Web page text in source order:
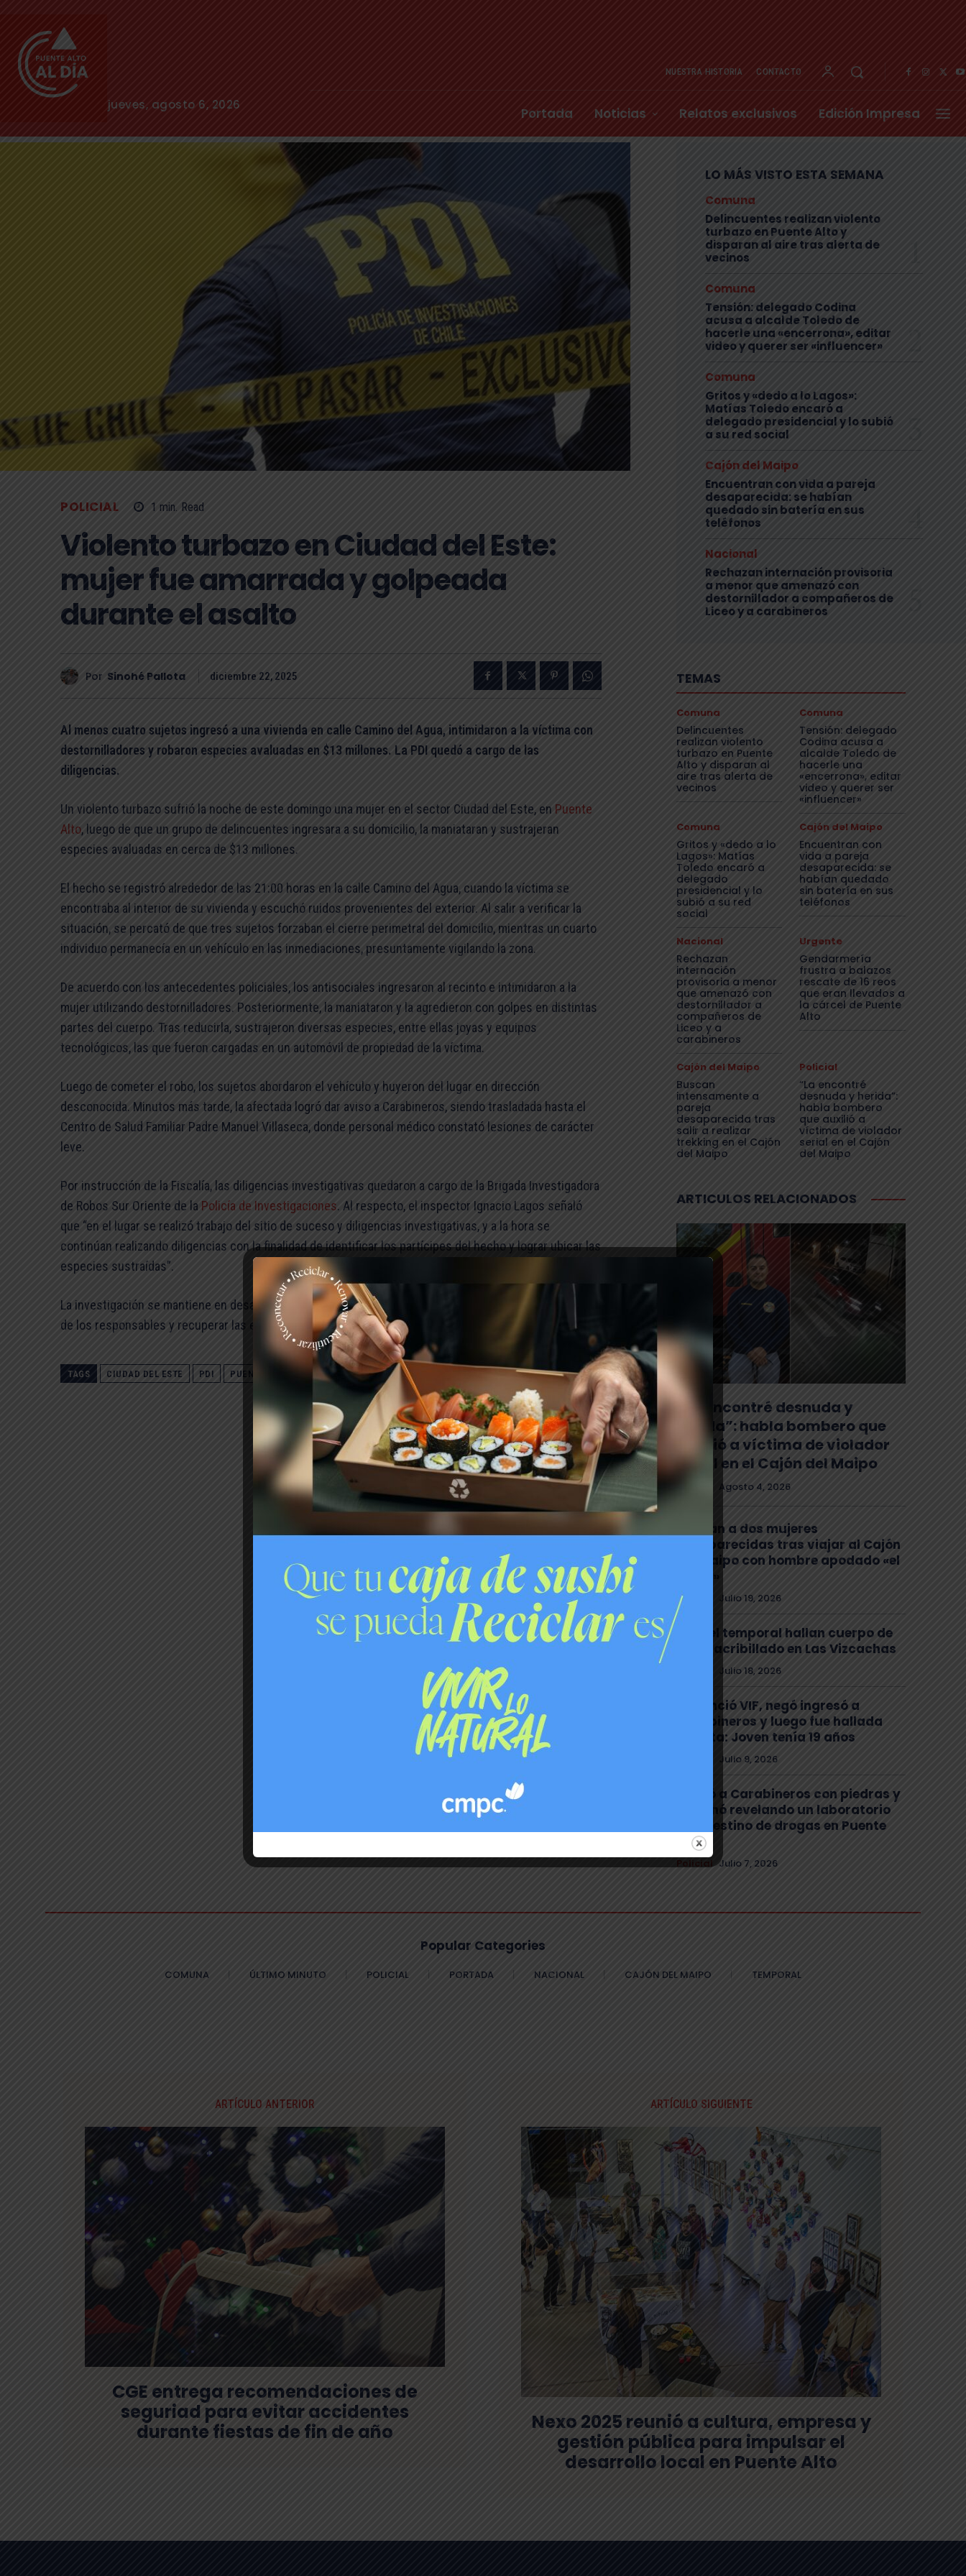
jueves, agosto 6, 2026
NUESTRA HISTORIA CONTACTO
Portada Noticias Relatos exclusivos Edición Impresa
POLICIAL 1 min. Read
Violento turbazo en Ciudad del Este:
mujer fue amarrada y golpeada
durante el asalto
Por Sinohé Pallota diciembre 22, 2025
Al menos cuatro sujetos ingresó a una vivienda en calle Camino del Agua, intimidaron a la víctima con
destornilladores y robaron especies avaluadas en $13 millones. La PDI quedó a cargo de las
diligencias.
Un violento turbazo sufrió la noche de este domingo una mujer en el sector Ciudad del Este, en Puente
Alto, luego de que un grupo de delincuentes ingresara a su domicilio, la maniataran y sustrajeran
especies avaluadas en cerca de $13 millones.
El hecho se registró alrededor de las 21:00 horas en la calle Camino del Agua, cuando la víctima se
encontraba al interior de su vivienda y escuchó ruidos provenientes del exterior. Al salir a verificar la
situación, se percató de que tres sujetos forzaban el cierre perimetral del domicilio, mientras un cuarto
individuo permanecía en un vehículo en las inmediaciones, presuntamente vigilando la zona.
De acuerdo con los antecedentes policiales, los antisociales ingresaron al recinto e intimidaron a la
mujer utilizando destornilladores. Posteriormente, la maniataron y la agredieron con golpes en distintas
partes del cuerpo. Tras reducirla, sustrajeron diversas especies, entre ellas joyas y equipos
tecnológicos, las que fueron cargadas en un automóvil de propiedad de la víctima.
Luego de cometer el robo, los sujetos abordaron el vehículo y huyeron del lugar en dirección
desconocida. Minutos más tarde, la afectada logró dar aviso a Carabineros, siendo trasladada hasta el
Centro de Salud Familiar Padre Manuel Villaseca, donde personal médico constató lesiones de carácter
leve.
Por instrucción de la Fiscalía, las diligencias investigativas quedaron a cargo de la Brigada Investigadora
de Robos Sur Oriente de la Policía de Investigaciones. Al respecto, el inspector Ignacio Lagos señaló
que “en el lugar se realizó trabajo del sitio de suceso y diligencias investigativas, y a la hora se
continúan realizando diligencias con la finalidad de identificar los partícipes del hecho y lograr ubicar las
especies sustraídas”.
La investigación se mantiene en desarrollo, mientras personal policial trabaja para dar con el paradero
de los responsables y recuperar las especies robadas.
TAGS CIUDAD DEL ESTE PDI PUENTE ALTO ROBO CON VIOLENCIA
LO MÁS VISTO ESTA SEMANA
Comuna
Delincuentes realizan violento
turbazo en Puente Alto y
disparan al aire tras alerta de
vecinos
Comuna
Tensión: delegado Codina
acusa a alcalde Toledo de
hacerle una «encerrona», editar
video y querer ser «influencer»
Comuna
Gritos y «dedo a lo Lagos»:
Matías Toledo encaró a
delegado presidencial y lo subió
a su red social
Cajón del Maipo
Encuentran con vida a pareja
desaparecida: se habían
quedado sin batería en sus
teléfonos
Nacional
Rechazan internación provisoria
a menor que amenazó con
destornillador a compañeros de
Liceo y a carabineros
TEMAS
Comuna
Delincuentes
realizan violento
turbazo en Puente
Alto y disparan al
aire tras alerta de
vecinos
Comuna
Tensión: delegado
Codina acusa a
alcalde Toledo de
hacerle una
«encerrona», editar
video y querer ser
«influencer»
Comuna
Gritos y «dedo a lo
Lagos»: Matías
Toledo encaró a
delegado
presidencial y lo
subió a su red
social
Cajón del Maipo
Encuentran con
vida a pareja
desaparecida: se
habían quedado
sin batería en sus
teléfonos
Nacional
Rechazan
internación
provisoria a menor
que amenazó con
destornillador a
compañeros de
Liceo y a
carabineros
Urgente
Gendarmería
frustra a balazos
rescate de 16 reos
que eran llevados a
la cárcel de Puente
Alto
Cajón del Maipo
Buscan
intensamente a
pareja
desaparecida tras
salir a realizar
trekking en el Cajón
del Maipo
Policial
“La encontré
desnuda y herida”:
habla bombero
que auxilió a
víctima de violador
serial en el Cajón
del Maipo
ARTICULOS RELACIONADOS
“La encontré desnuda y
herida”: habla bombero que
auxilió a víctima de violador
serial en el Cajón del Maipo
Agosto 4, 2026
Buscan a dos mujeres
desaparecidas tras viajar al Cajón
del Maipo con hombre apodado «el
Chino»
Policial Julio 19, 2026
Tras el temporal hallan cuerpo de
joven acribillado en Las Vizcachas
Julio 18, 2026
Denunció VIF, negó ingresó a
Carabineros y luego fue hallada
muerta: Joven tenía 19 años
Julio 9, 2026
Atacó a Carabineros con piedras y
terminó revelando un laboratorio
clandestino de drogas en Puente
Alto
Policial Julio 7, 2026
Popular Categories
COMUNA ÚLTIMO MINUTO POLICIAL PORTADA NACIONAL CAJÓN DEL MAIPO TEMPORAL
ARTÍCULO ANTERIOR
CGE entrega recomendaciones de
seguriad para evitar accidentes
durante fiestas de fin de año
ARTÍCULO SIGUIENTE
Nexo 2025 reunió a cultura, empresa y
gestión pública para impulsar el
desarrollo local en Puente Alto